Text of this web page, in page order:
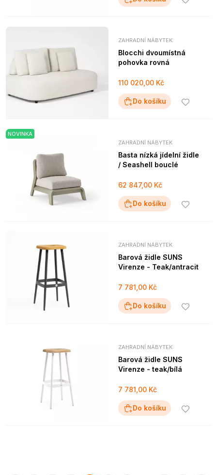
ZAHRADNÍ NÁBYTEK
Blocchi dvoumístná
pohovka rovná
110 020,00 Kč
Do košíku
NOVINKA
ZAHRADNÍ NÁBYTEK
Basta nízká jídelní židle
/ Seashell bouclé
62 847,00 Kč
Do košíku
ZAHRADNÍ NÁBYTEK
Barová židle SUNS
Virenze - Teak/antracit
7 781,00 Kč
Do košíku
ZAHRADNÍ NÁBYTEK
Barová židle SUNS
Virenze - teak/bílá
7 781,00 Kč
Do košíku